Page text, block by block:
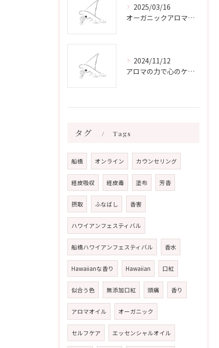
2025/03/16
オーガニックアロマで心と体を癒す
2024/11/12
アロマの力で心のケアをする方法
タグ Tags
船橋 オンライン カウンセリング
経皮吸収 経皮毒 塗布 芳香
摂取 ふなばし 香害
ハワイアンフェスティバル
船橋ハワイアンフェスティバル 香水
Hawaiianな香り Hawaiian 口紅
似合う色 無添加口紅 頭痛 香り
アロマオイル オーガニック
セルフケア エッセンシャルオイル